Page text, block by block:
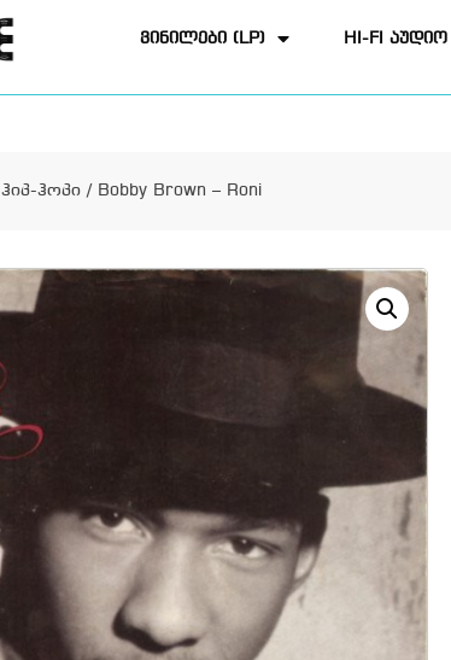
ვინილები (LP) HI-FI აუდიო
ჰიპ-ჰოპი / Bobby Brown – Roni